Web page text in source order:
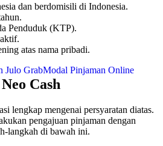
dan berdomisili di Indonesia.
Penduduk (KTP).
atas nama pribadi.
Julo GrabModal Pinjaman Online
Cash
lengkap mengenai persyaratan diatas.
pengajuan pinjaman dengan
langkah di bawah ini.